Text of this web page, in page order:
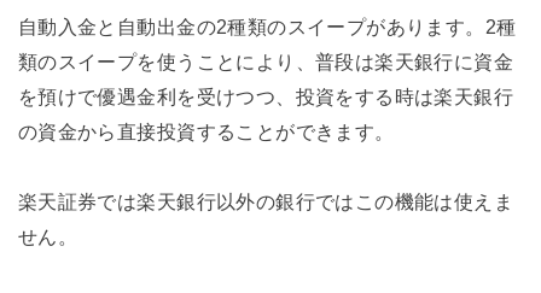
自動入金と自動出金の2種類のスイープがあります。2種
類のスイープを使うことにより、普段は楽天銀行に資金
を預けで優遇金利を受けつつ、投資をする時は楽天銀行
の資金から直接投資することができます。
楽天証券では楽天銀行以外の銀行ではこの機能は使えま
せん。